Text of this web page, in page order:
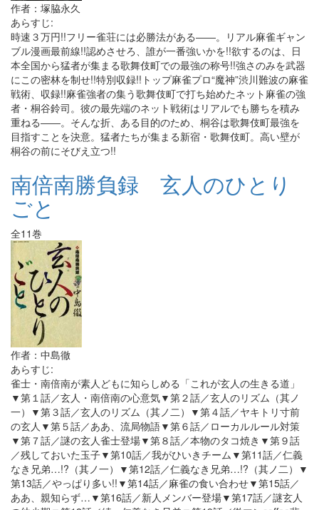
作者：塚脇永久
あらすじ:
時速３万円!!フリー雀荘には必勝法がある――。リアル麻雀ギャン
ブル漫画最前線!!認めさせろ、誰が一番強いかを!!欲するのは、日
本全国から猛者が集まる歌舞伎町での最強の称号!!強さのみを武器
にこの密林を制せ!!特別収録!!トップ麻雀プロ“魔神”渋川難波の麻雀
戦術、収録!!麻雀強者の集う歌舞伎町で打ち始めたネット麻雀の強
者・桐谷鈴司。彼の最先端のネット戦術はリアルでも勝ちを積み
重ねる――。そんな折、ある目的のため、桐谷は歌舞伎町最強を
目指すことを決意。猛者たちが集まる新宿・歌舞伎町。高い壁が
桐谷の前にそびえ立つ!!
南倍南勝負録 玄人のひとり
ごと
全11巻
作者：中島徹
あらすじ:
雀士・南倍南が素人どもに知らしめる「これが玄人の生きる道」
▼第１話／玄人・南倍南の心意気▼第２話／玄人のリズム（其ノ
一）▼第３話／玄人のリズム（其ノ二）▼第４話／ヤキトリ寸前
の玄人▼第５話／ああ、流局物語▼第６話／ローカルルール対策
▼第７話／謎の玄人雀士登場▼第８話／本物のタコ焼き▼第９話
／残しておいた玉子▼第10話／我がひいきチーム▼第11話／仁義
なき兄弟…!?（其ノ一）▼第12話／仁義なき兄弟…!?（其ノ二）▼
第13話／やっぱり多い!!▼第14話／麻雀の食い合わせ▼第15話／
ああ、親知らず…▼第16話／新人メンバー登場▼第17話／謎玄人